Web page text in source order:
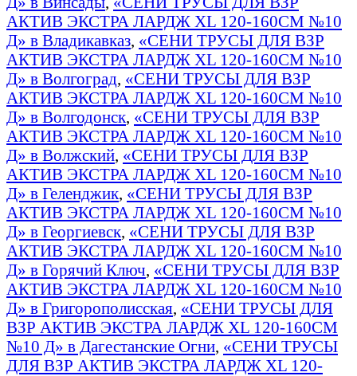
АКТИВ ЭКСТРА ЛАРДЖ XL 120-160СМ №10
Д» в Владикавказ, «СЕНИ ТРУСЫ ДЛЯ ВЗР
АКТИВ ЭКСТРА ЛАРДЖ XL 120-160СМ №10
Д» в Волгоград, «СЕНИ ТРУСЫ ДЛЯ ВЗР
АКТИВ ЭКСТРА ЛАРДЖ XL 120-160СМ №10
Д» в Волгодонск, «СЕНИ ТРУСЫ ДЛЯ ВЗР
АКТИВ ЭКСТРА ЛАРДЖ XL 120-160СМ №10
Д» в Волжский, «СЕНИ ТРУСЫ ДЛЯ ВЗР
АКТИВ ЭКСТРА ЛАРДЖ XL 120-160СМ №10
Д» в Геленджик, «СЕНИ ТРУСЫ ДЛЯ ВЗР
АКТИВ ЭКСТРА ЛАРДЖ XL 120-160СМ №10
Д» в Георгиевск, «СЕНИ ТРУСЫ ДЛЯ ВЗР
АКТИВ ЭКСТРА ЛАРДЖ XL 120-160СМ №10
Д» в Горячий Ключ, «СЕНИ ТРУСЫ ДЛЯ ВЗР
АКТИВ ЭКСТРА ЛАРДЖ XL 120-160СМ №10
Д» в Григорополисская, «СЕНИ ТРУСЫ ДЛЯ
ВЗР АКТИВ ЭКСТРА ЛАРДЖ XL 120-160СМ
№10 Д» в Дагестанские Огни, «СЕНИ ТРУСЫ
ДЛЯ ВЗР АКТИВ ЭКСТРА ЛАРДЖ XL 120-